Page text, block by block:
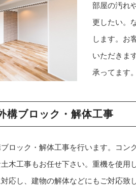
部屋の汚れ
更したい。
します。お
いただきま
承ってます
構ブロック・解体工事
ロック・解体工事を行います。コン
木工事もお任せ下さい。重機を使用
応し、建物の解体などにもご対応致